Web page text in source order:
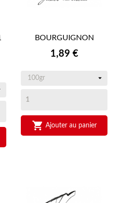
BOURGUIGNON
Prix
1,89 €
 Ajouter au panier